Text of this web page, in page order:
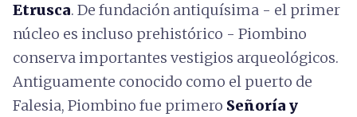
Etrusca. De fundación antiquísima - el primer
núcleo es incluso prehistórico - Piombino
conserva importantes vestigios arqueológicos.
Antiguamente conocido como el puerto de
Falesia, Piombino fue primero Señoría y